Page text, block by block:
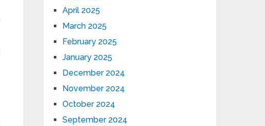
April 2025
March 2025
February 2025
January 2025
December 2024
November 2024
October 2024
September 2024